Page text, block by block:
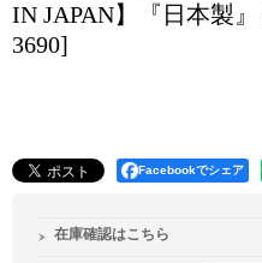
IN JAPAN】『日本製』
3690]
Facebookでシェア
在庫確認はこちら